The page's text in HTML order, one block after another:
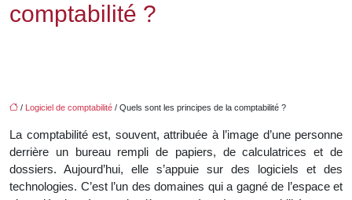
comptabilité ?
/ Logiciel de comptabilité / Quels sont les principes de la comptabilité ?
La comptabilité est, souvent, attribuée à l’image d’une personne
derrière un bureau rempli de papiers, de calculatrices et de
dossiers. Aujourd’hui, elle s’appuie sur des logiciels et des
technologies. C’est l’un des domaines qui a gagné de l’espace et